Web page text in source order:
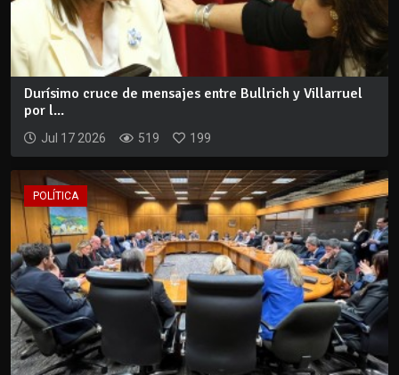
Durísimo cruce de mensajes entre Bullrich y Villarruel
por l...
Jul 17 2026 519 199
POLÍTICA